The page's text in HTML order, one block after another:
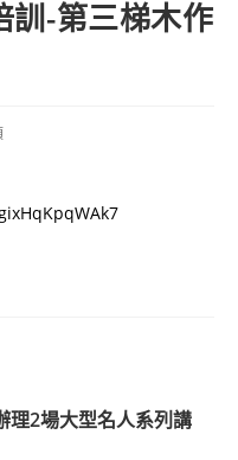
訓-第三梯木作
理2場大型名人系列講